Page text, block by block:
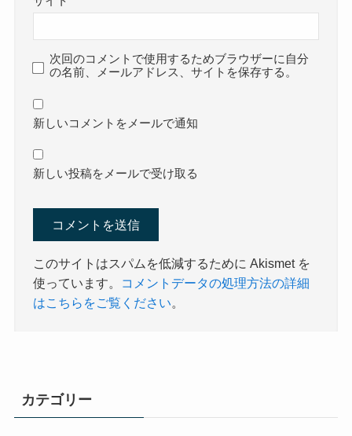
次回のコメントで使用するためブラウザーに自分
の名前、メールアドレス、サイトを保存する。
新しいコメントをメールで通知
新しい投稿をメールで受け取る
このサイトはスパムを低減するために Akismet を
使っています。
コメントデータの処理方法の詳細
はこちらをご覧ください。
カテゴリー